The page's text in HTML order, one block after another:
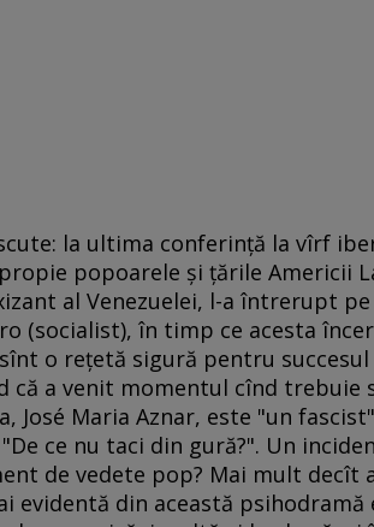
la ultima conferinţă la vîrf
popoarele şi ţările Americii
al Venezuelei, l-a întrerupt
(socialist), în timp ce acesta
o reţetă sigură pentru succesul
că a venit momentul cînd
José Maria Aznar, este "un
ce nu taci din gură?". Un
de vedete pop? Mai mult decît
evidentă din această psihodramă